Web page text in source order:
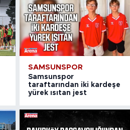
SAMSUNSPOR
Samsunspor
taraftarından iki kardeşe
yürek ısıtan jest